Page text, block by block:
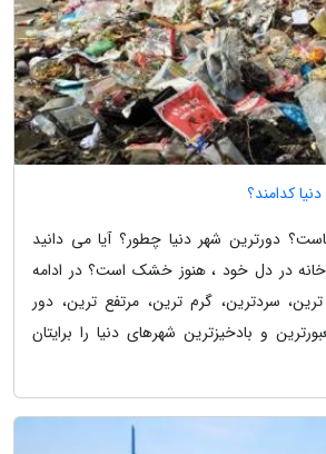
کدامند؟
دورترین شهر دنیا چطور؟ آیا می دانید
در دل خود ، هنوز خشک است؟ در ادامه
سردترین، گرم ترین، مرتفع ترین، دور
و بادخیزترین شهرهای دنیا را برایتان